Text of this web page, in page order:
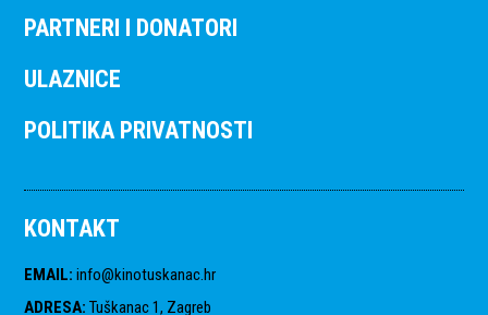
PARTNERI I DONATORI
ULAZNICE
POLITIKA PRIVATNOSTI
KONTAKT
EMAIL: info@kinotuskanac.hr
ADRESA: Tuškanac 1, Zagreb